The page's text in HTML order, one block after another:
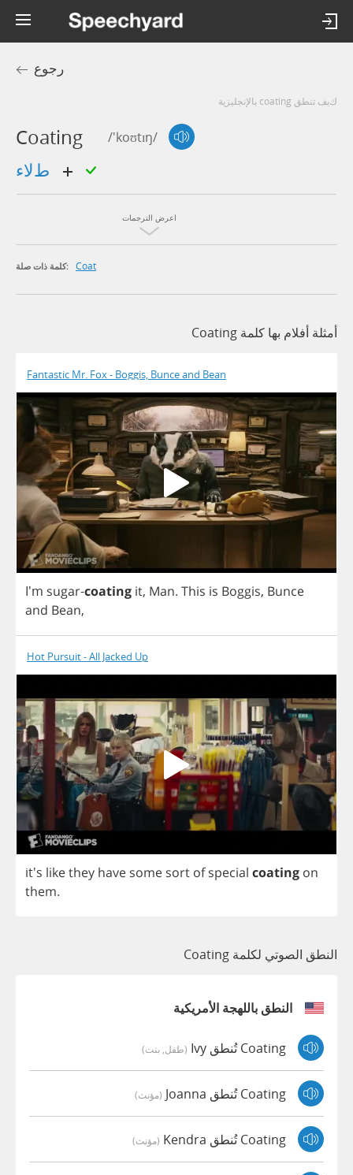
رجوع
كيف تنطق coating بالإنجليزية
Coating /'koʊtɪŋ/
اعرض الترجمات
كلمة ذات صلة: Coat
أمثلة أفلام بها كلمة Coating
Fantastic Mr. Fox - Boggis, Bunce and Bean
I'm sugar-coating it, Man. This is Boggis, Bunce
and Bean,
Hot Pursuit - All Jacked Up
it's likethey have some sort of special coating on
them.
النطق الصوتي لكلمة Coating
النطق باللهجة الأمريكية
Coating تُنطق Ivy (طفل, بنت)
Coating تُنطق Joanna (مؤنث)
Coating تُنطق Kendra (مؤنث)